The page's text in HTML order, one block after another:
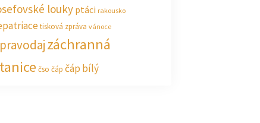
louky ptáci rakousko
tisková zpráva vánoce
záchranná
čso čáp čáp bílý